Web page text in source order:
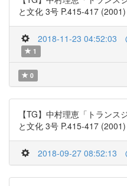
と文化 3号 P.415-417
2018-11-23 04:52:03
1
0
【TG】中村理恵「トラン
と文化 3号 P.415-417
2018-09-27 08:52:13